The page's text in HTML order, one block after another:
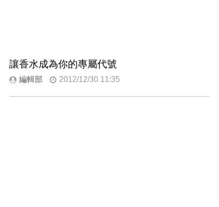
讓香水成為你的專屬代號
編輯部 2012/12/30 11:35